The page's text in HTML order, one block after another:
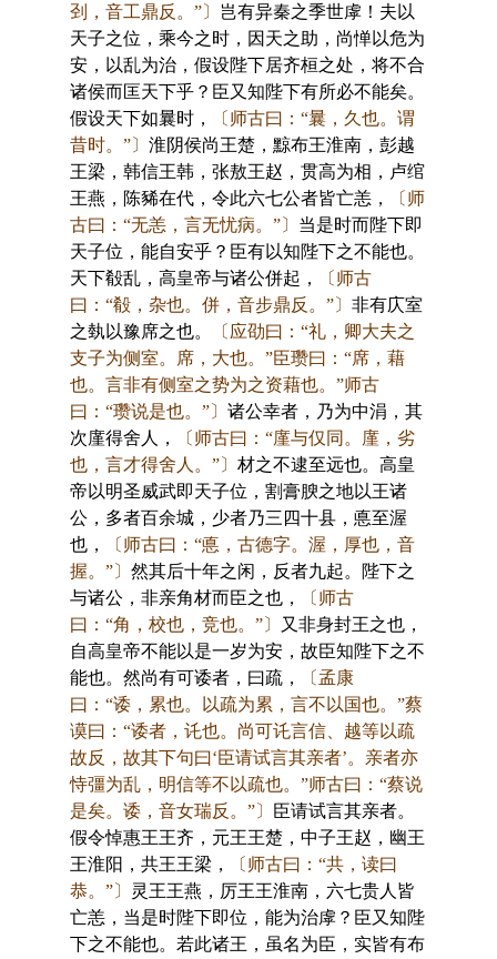
刭，音工鼎反。”〕 岂有异秦之季世虖！夫以
天子之位，乘今之时，因天之助，尚惮以危为
安，以乱为治，假设陛下居齐桓之处，将不合
诸侯而匡天下乎？臣又知陛下有所必不能矣。
假设天下如曩时，
〔师古曰：“曩，久也。谓
昔时。”〕 淮阴侯尚王楚，黥布王淮南，彭越
王梁，韩信王韩，张敖王赵，贯高为相，卢绾
王燕，陈豨在代，令此六七公者皆亡恙，
〔师
古曰：“无恙，言无忧病。”〕 当是时而陛下即
天子位，能自安乎？臣有以知陛下之不能也。
天下殽乱，高皇帝与诸公併起，
〔师古
曰：“殽，杂也。併，音步鼎反。”〕 非有庂室
之埶以豫席之也。
〔应劭曰：“礼，卿大夫之
支子为侧室。席，大也。”臣瓒曰：“席，藉
也。言非有侧室之势为之资藉也。”师古
曰：“瓒说是也。”〕 诸公幸者，乃为中涓，其
次廑得舍人，
〔师古曰：“廑与仅同。廑，劣
也，言才得舍人。”〕 材之不逮至远也。高皇
帝以明圣威武即天子位，割膏腴之地以王诸
公，多者百余城，少者乃三四十县，悳至渥
也，
〔师古曰：“悳，古德字。渥，厚也，音
握。”〕 然其后十年之闲，反者九起。陛下之
与诸公，非亲角材而臣之也，
〔师古
曰：“角，校也，竞也。”〕
又非身封王之也，
自高皇帝不能以是一岁为安，故臣知陛下之不
能也。然尚有可诿者，曰疏，
〔孟康
曰：“诿，累也。以疏为累，言不以国也。”蔡
谟曰：“诿者，讬也。尚可讬言信、越等以疏
故反，故其下句曰‘臣请试言其亲者’。亲者亦
恃彊为乱，明信等不以疏也。”师古曰：“蔡说
是矣。诿，音女瑞反。”〕
臣请试言其亲者。
假令悼惠王王齐，元王王楚，中子王赵，幽王
王淮阳，共王王梁，
〔师古曰：“共，读曰
恭。”〕
灵王王燕，厉王王淮南，六七贵人皆
亡恙，当是时陛下即位，能为治虖？臣又知陛
下之不能也。若此诸王，虽名为臣，实皆有布